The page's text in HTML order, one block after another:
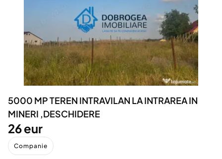
Animale de companie
Afaceri și echipamente profesionale
Inchiriere Bunuri si Vehicule
Utilaje agricole si industriale
Piese auto si accesorii
Dacia Duster
5000 MP TEREN INTRAVILAN LA INTRAREA IN
MINERI ,DESCHIDERE
26 eur
Companie